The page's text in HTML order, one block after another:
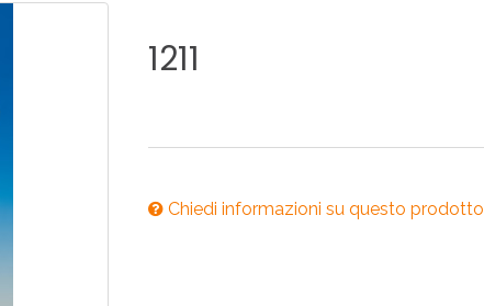
PILETTE ACCESSORI
PILETTE
1211
Chiedi informazioni su questo prodotto